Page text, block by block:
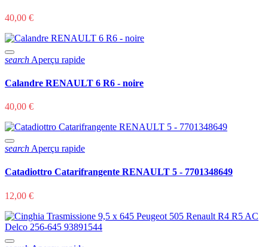
40,00 €
search Aperçu rapide
Calandre RENAULT 6 R6 - noire
40,00 €
search Aperçu rapide
Catadiottro Catarifrangente RENAULT 5 - 7701348649
12,00 €